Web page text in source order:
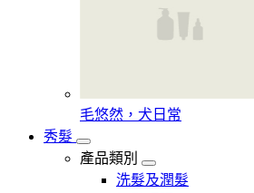
毛悠然，犬日常
秀髮
產品類別
洗髮及潤髮